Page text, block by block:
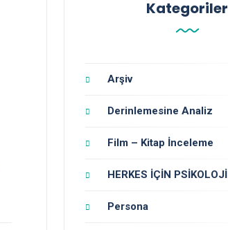
Kategoriler
Arşiv
Derinlemesine Analiz
Film – Kitap İnceleme
HERKES İÇİN PSİKOLOJİ
Persona